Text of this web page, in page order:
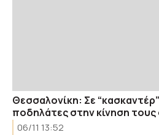
Θεσσαλονίκη: Σε
ποδηλάτες στην κίνηση
06/11 13:52